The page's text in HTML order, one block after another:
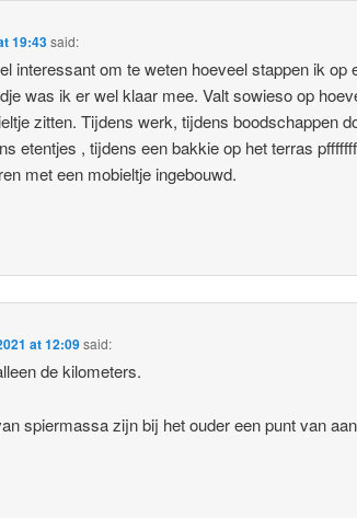
19:43said:
interessant om te weten hoeveel stappen ik op
was ik er wel klaar mee. Valt sowieso op
zitten. Tijdens werk, tijdens boodschappen
etentjes , tijdens een bakkie op het terras
met een mobieltje ingebouwd.
at 12:09said:
de kilometers.
spiermassa zijn bij het ouder een punt van